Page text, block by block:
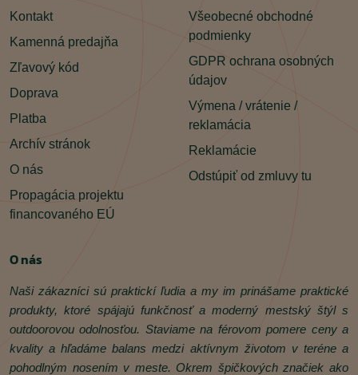
Kontakt
Kamenná predajňa
Zľavový kód
Doprava
Platba
Archív stránok
O nás
Propagácia projektu
financovaného EÚ
Všeobecné obchodné
podmienky
GDPR ochrana osobných
údajov
Výmena / vrátenie /
reklamácia
Reklamácie
Odstúpiť od zmluvy tu
O nás
Naši zákazníci sú praktickí ľudia a my im prinášame praktické
produkty, ktoré spájajú funkčnosť a moderný mestský štýl s
outdoorovou odolnosťou. Staviame na férovom pomere ceny a
kvality a hľadáme balans medzi aktívnym životom v teréne a
pohodlným nosením v meste. Okrem špičkových značiek ako